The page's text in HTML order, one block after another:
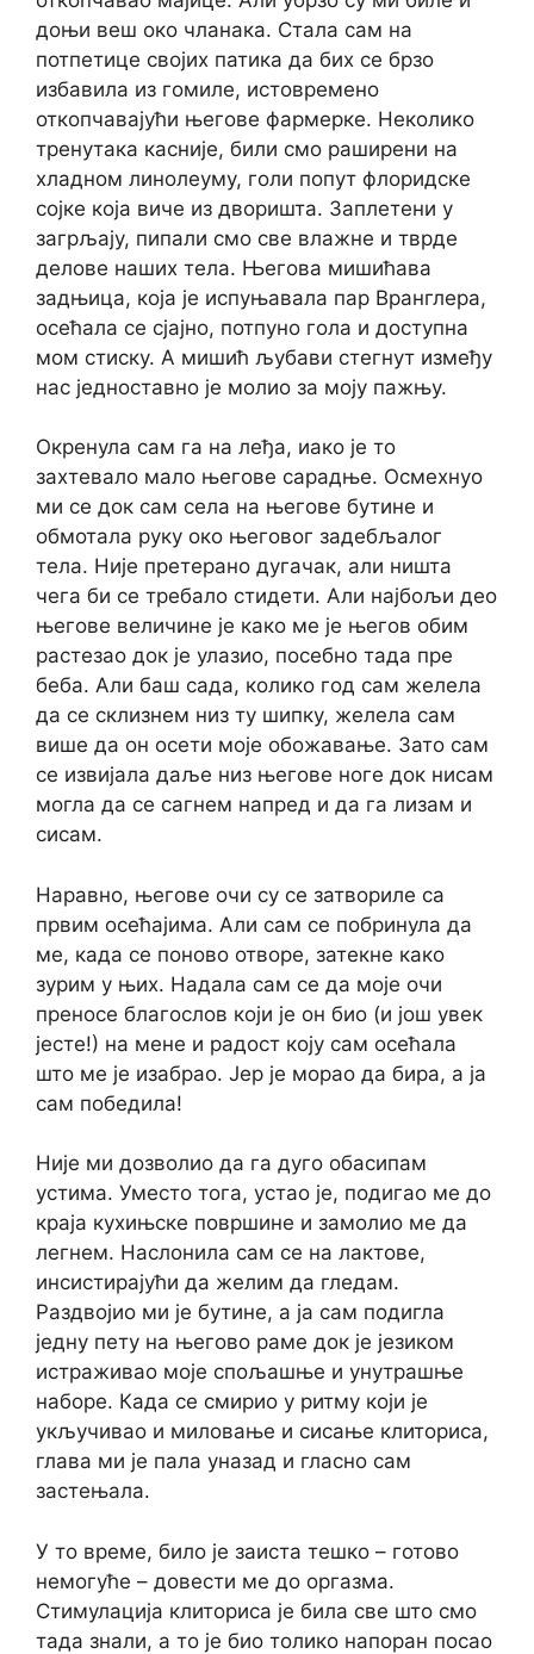
доњи веш око чланака. Стала сам на
потпетице својих патика да бих се брзо
избавила из гомиле, истовремено
откопчавајући његове фармерке. Неколико
тренутака касније, били смо раширени на
хладном линолеуму, голи попут флоридске
сојке која виче из дворишта. Заплетени у
загрљају, пипали смо све влажне и тврде
делове наших тела. Његова мишићава
задњица, која је испуњавала пар Вранглера,
осећала се сјајно, потпуно гола и доступна
мом стиску. А мишић љубави стегнут између
нас једноставно је молио за моју пажњу.
Окренула сам га на леђа, иако је то
захтевало мало његове сарадње. Осмехнуо
ми се док сам села на његове бутине и
обмотала руку око његовог задебљалог
тела. Није претерано дугачак, али ништа
чега би се требало стидети. Али најбољи део
његове величине је како ме је његов обим
растезао док је улазио, посебно тада пре
беба. Али баш сада, колико год сам желела
да се склизнем низ ту шипку, желела сам
више да он осети моје обожавање. Зато сам
се извијала даље низ његове ноге док нисам
могла да се сагнем напред и да га лизам и
сисам.
Наравно, његове очи су се затвориле са
првим осећајима. Али сам се побринула да
ме, када се поново отворе, затекне како
зурим у њих. Надала сам се да моје очи
преносе благослов који је он био (и још увек
јесте!) на мене и радост коју сам осећала
што ме је изабрао. Јер је морао да бира, а ја
сам победила!
Није ми дозволио да га дуго обасипам
устима. Уместо тога, устао је, подигао ме до
краја кухињске површине и замолио ме да
легнем. Наслонила сам се на лактове,
инсистирајући да желим да гледам.
Раздвојио ми је бутине, а ја сам подигла
једну пету на његово раме док је језиком
истраживао моје спољашње и унутрашње
наборе. Када се смирио у ритму који је
укључивао и миловање и сисање клиториса,
глава ми је пала уназад и гласно сам
застењала.
У то време, било је заиста тешко – готово
немогуће – довести ме до оргазма.
Стимулација клиториса је била све што смо
тада знали, а то је био толико напоран посао